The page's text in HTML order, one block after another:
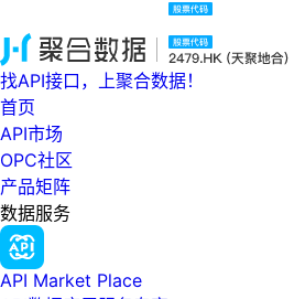
找API接口，上聚合数据！
首页
API市场
OPC社区
产品矩阵
数据服务
API Market Place